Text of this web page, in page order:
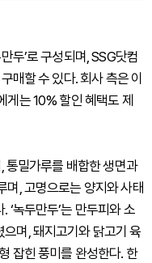
두’로 구성되며, SSG닷컴
매할 수 있다. 회사 측은 이
게는 10% 할인 혜택도 제
통밀가루를 배합한 생면과
며, 고명으로는 양지와 사태
‘녹두만두’는 만두피와 소
며, 돼지고기와 닭고기 육
잡힌 풍미를 완성한다. 한